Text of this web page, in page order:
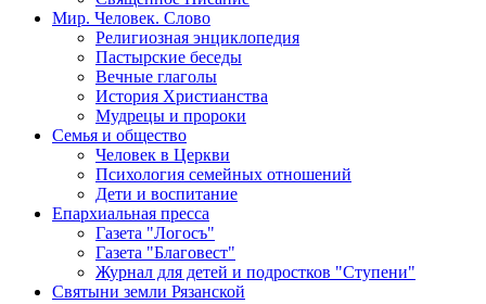
Мир. Человек. Слово
Религиозная энциклопедия
Пастырские беседы
Вечные глаголы
История Христианства
Мудрецы и пророки
Семья и общество
Человек в Церкви
Психология семейных отношений
Дети и воспитание
Епархиальная пресса
Газета "Логосъ"
Газета "Благовест"
Журнал для детей и подростков "Ступени"
Святыни земли Рязанской